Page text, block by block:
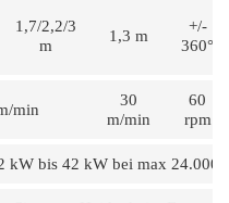
1,7/2,2/3
m
1,3 m
+/-
360°
min
30
m/min
60
rpm
kW bis 42 kW bei max 24.000